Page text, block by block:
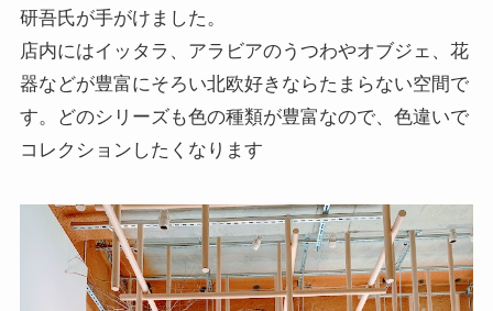
研吾氏が手がけました。
店内にはイッタラ、アラビアのうつわやオブジェ、花
器などが豊富にそろい北欧好きならたまらない空間で
す。どのシリーズも色の種類が豊富なので、色違いで
コレクションしたくなります